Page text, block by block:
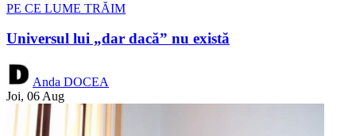
PE CE LUME TRĂIM
Universul lui „dar dacă” nu există
Anda DOCEA
Joi, 06 Aug